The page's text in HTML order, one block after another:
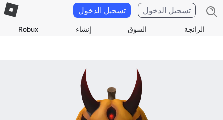
الرائجة السوق إنشاء Robux
تسجيل الدخول تسجيل الدخول